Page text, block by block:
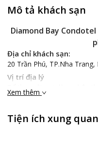
Mô tả khách sạn
Diamond Bay Condotel
Địa chỉ khách sạn:
20 Trần Phú, TP.Nha Trang,
Vị trí địa lý
Để tìm một nơi dừng chân
các kỳ nghỉ hay những
chỉ lý tưởng dành cho các
Xem thêm
Tiện ích xung